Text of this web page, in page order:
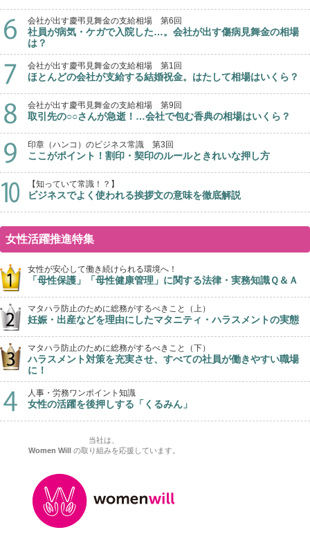
会社が出す慶弔見舞金の支給相場 第6回
社員が病気・ケガで入院した…。会社が出す傷病見舞金の相場
は？
会社が出す慶弔見舞金の支給相場 第1回
ほとんどの会社が支給する結婚祝金。はたして相場はいくら？
会社が出す慶弔見舞金の支給相場 第9回
取引先の○○さんが急逝！…会社で包む香典の相場はいくら？
印章（ハンコ）のビジネス常識 第3回
ここがポイント！割印・契印のルールときれいな押し方
【知っていて常識！？】
ビジネスでよく使われる挨拶文の意味を徹底解説
女性活躍推進特集
女性が安心して働き続けられる環境へ！
「母性保護」「母性健康管理」に関する法律・実務知識Ｑ＆Ａ
マタハラ防止のために総務がするべきこと（上）
妊娠・出産などを理由にしたマタニティ・ハラスメントの実態
マタハラ防止のために総務がするべきこと（下）
ハラスメント対策を充実させ、すべての社員が働きやすい職場
に！
人事・労務ワンポイント知識
女性の活躍を後押しする「くるみん」
当社は、
Women Will
の取り組みを応援しています。